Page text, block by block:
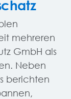
mehreren
GmbH als
Neben
berichten